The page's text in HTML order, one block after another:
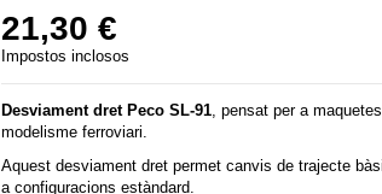
21,30 €
Impostos inclosos
Desviament dret Peco SL-91, pensat per a
modelisme ferroviari.
Aquest desviament dret permet canvis de trajecte
a configuracions estàndard.